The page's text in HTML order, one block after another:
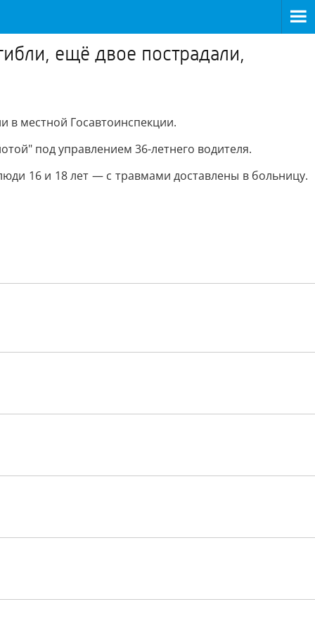
ещё двое пострадали,
в местной Госавтоинспекции.
под управлением 36-летнего водителя.
16 и 18 лет — с травмами доставлены в больницу.